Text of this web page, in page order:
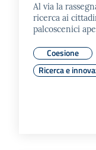
Al via la
ricerca ai
palcoscenici
Coesione
Ricerca e